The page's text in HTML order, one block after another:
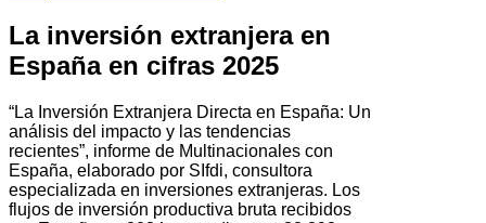
La inversión extranjera en
España en cifras 2025
“La Inversión Extranjera Directa en España: Un
análisis del impacto y las tendencias
recientes”, informe de Multinacionales con
España, elaborado por SIfdi, consultora
especializada en inversiones extranjeras. Los
flujos de inversión productiva bruta recibidos